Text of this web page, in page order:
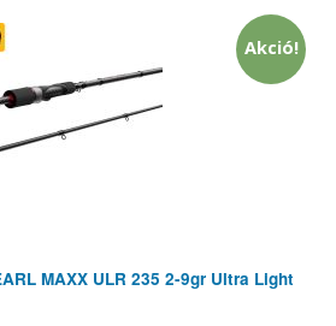
Akció!
MAXX ULR 235 2-9gr Ultra Light